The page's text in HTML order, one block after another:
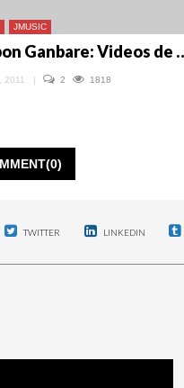
JMUSIC
Nippon Ganbare:
2011 2 1818
TWITTER LINKEDIN